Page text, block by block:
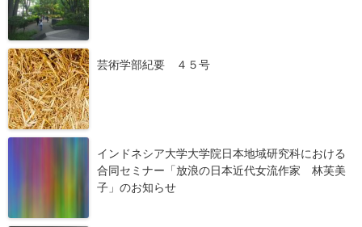
芸術学部紀要 ４５号
インドネシア大学大学院日本地域研究科における
合同セミナー「放浪の日本近代女流作家 林芙美
子」のお知らせ